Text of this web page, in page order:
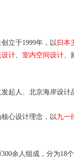
创立于1999年，以归本
设计、 室内空间设计、
起人、北京海岸设计
心设计理念，以九一
余人组成，分为18